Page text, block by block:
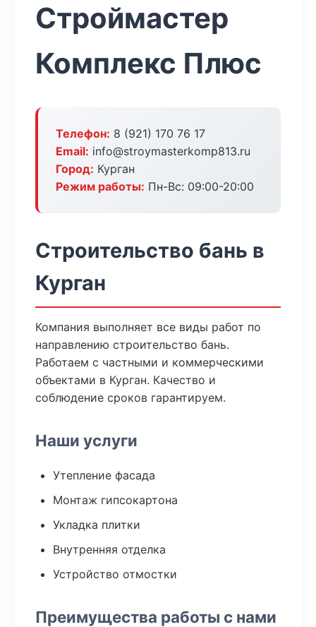
Строймастер
Комплекс Плюс
Телефон: 8 (921) 170 76 17
Email: info@stroymasterkomp813.ru
Город: Курган
Режим работы: Пн-Вс: 09:00-20:00
Строительство бань в
Курган
Компания выполняет все виды работ по
направлению строительство бань.
Работаем с частными и коммерческими
объектами в Курган. Качество и
соблюдение сроков гарантируем.
Наши услуги
Утепление фасада
Монтаж гипсокартона
Укладка плитки
Внутренняя отделка
Устройство отмостки
Преимущества работы с нами